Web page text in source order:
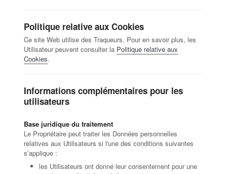
Politique relative aux Cookies
Ce site Web utilise des Traqueurs. Pour en savoir plus, les
Utilisateur peuvent consulter la Politique relative aux
Cookies.
Informations complémentaires pour les
utilisateurs
Base juridique du traitement
Le Propriétaire peut traiter les Données personnelles
relatives aux Utilisateurs si l'une des conditions suivantes
s’applique :
les Utilisateurs ont donné leur consentement pour une